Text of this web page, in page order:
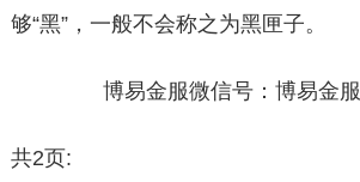
够“黑”，一般不会称之为黑匣子。
博易金服微信号：博易金服
共2页: